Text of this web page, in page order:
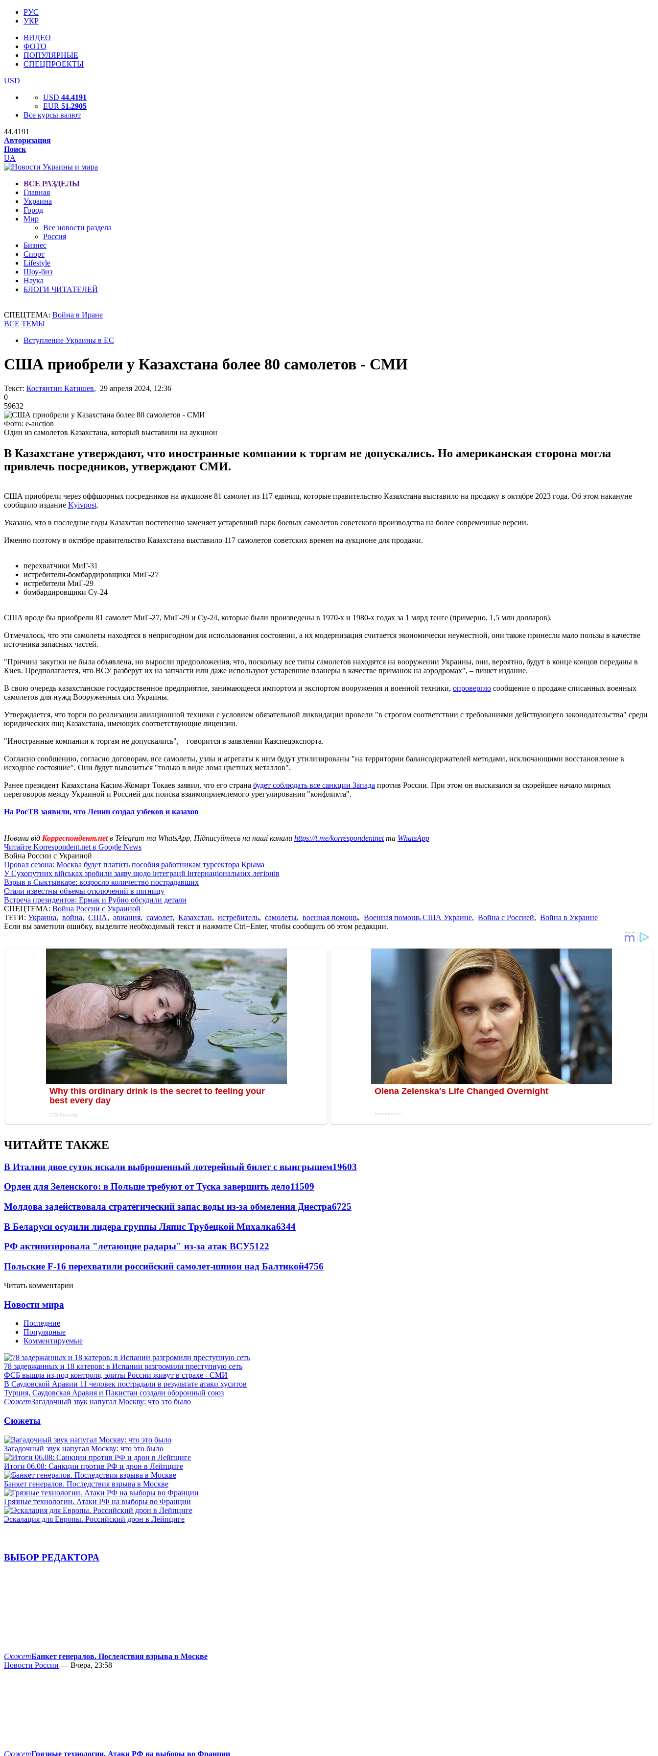
РУС
УКР
ВИДЕО
ФОТО
ПОПУЛЯРНЫЕ
СПЕЦПРОЕКТЫ
USD
USD 44.4191
EUR 51.2905
Все курсы валют
44.4191
Авторизация
Поиск
UA
ВСЕ РАЗДЕЛЫ
Главная
Украина
Город
Мир
Все новости раздела
Россия
Бизнес
Спорт
Lifestyle
Шоу-биз
Наука
БЛОГИ ЧИТАТЕЛЕЙ
СПЕЦТЕМА: Война в Иране
ВСЕ ТЕМЫ
Вступление Украины в ЕС
США приобрели у Казахстана более 80 самолетов - СМИ
Текст: Костянтин Катишев, 29 апреля 2024, 12:36
0
59632
Фото: e-auction
Один из самолетов Казахстана, который выставили на аукцион
В Казахстане утверждают, что иностранные компании к торгам не допускались. Но американская сторона могла
привлечь посредников, утверждают СМИ.
США приобрели через оффшорных посредников на аукционе 81 самолет из 117 единиц, которые правительство Казахстана выставило на продажу в октябре 2023 года. Об этом накануне
сообщило издание Kyivpost.
Указано, что в последние годы Казахстан постепенно заменяет устаревший парк боевых самолетов советского производства на более современные версии.
Именно поэтому в октябре правительство Казахстана выставило 117 самолетов советских времен на аукционе для продажи.
перехватчики МиГ-31
истребители-бомбардировщики МиГ-27
истребители МиГ-29
бомбардировщики Су-24
США вроде бы приобрели 81 самолет МиГ-27, МиГ-29 и Су-24, которые были произведены в 1970-х и 1980-х годах за 1 млрд тенге (примерно, 1,5 млн долларов).
Отмечалось, что эти самолеты находятся в непригодном для использования состоянии, а их модернизация считается экономически неуместной, они также принесли мало пользы в качестве
источника запасных частей.
"Причина закупки не была объявлена, но выросли предположения, что, поскольку все типы самолетов находятся на вооружении Украины, они, вероятно, будут в конце концов переданы в
Киев. Предполагается, что ВСУ разберут их на запчасти или даже используют устаревшие планеры в качестве приманок на аэродромах", – пишет издание.
В свою очередь казахстанское государственное предприятие, занимающееся импортом и экспортом вооружения и военной техники, опровергло сообщение о продаже списанных военных
самолетов для нужд Вооруженных сил Украины.
Утверждается, что торги по реализации авиационной техники с условием обязательной ликвидации провели "в строгом соответствии с требованиями действующего законодательства" среди
юридических лиц Казахстана, имеющих соответствующие лицензии.
"Иностранные компании к торгам не допускались", – говорится в заявлении Казспецэкспорта.
Согласно сообщению, согласно договорам, все самолеты, узлы и агрегаты к ним будут утилизированы "на территории балансодержателей методами, исключающими восстановление в
исходное состояние". Они будут вывозиться "только в виде лома цветных металлов".
Ранее президент Казахстана Касим-Жомарт Токаев заявил, что его страна будет соблюдать все санкции Запада против России. При этом он высказался за скорейшее начало мирных
переговоров между Украиной и Россией для поиска взаимоприемлемого урегулирования "конфликта".
На РосТВ заявили, что Ленин создал узбеков и казахов
Новини від Корреспондент.netв Telegram та WhatsApp. Підписуйтесь на наші канали https://t.me/korrespondentnetта WhatsApp
Читайте Korrespondent.net в Google News
Война России с Украиной
Провал сезона: Москва будет платить пособия работникам турсектора Крыма
У Сухопутних військах зробили заяву щодо інтеграції Інтернаціональних легіонів
Взрыв в Сыктывкаре: возросло количество пострадавших
Стали известны объемы отключений в пятницу
Встреча президентов: Ермак и Рубио обсудили детали
СПЕЦТЕМА: Война России с Украиной
ТЕГИ: Украина, война, США, авиация, самолет, Казахстан, истребитель, самолеты, военная помощь, Военная помощь США Украине, Война с Россией, Война в Украине
Если вы заметили ошибку, выделите необходимый текст и нажмите Ctrl+Enter, чтобы сообщить об этом редакции.
ЧИТАЙТЕ ТАКЖЕ
В Италии двое суток искали выброшенный лотерейный билет с выигрышем19603
Орден для Зеленского: в Польше требуют от Туска завершить дело11509
Молдова задействовала стратегический запас воды из-за обмеления Днестра6725
В Беларуси осудили лидера группы Ляпис Трубецкой Михалка6344
РФ активизировала "летающие радары" из-за атак ВСУ5122
Польские F-16 перехватили российский самолет-шпион над Балтикой4756
Читать комментарии
Новости мира
Последние
Популярные
Комментируемые
78 задержанных и 18 катеров: в Испании разгромили преступную сеть
ФСБ вышла из-под контроля, элиты России живут в страхе - СМИ
В Саудовской Аравии 11 человек пострадали в результате атаки хуситов
Турция, Саудовская Аравия и Пакистан создали оборонный союз
СюжетЗагадочный звук напугал Москву: что это было
Сюжеты
Загадочный звук напугал Москву: что это было
Итоги 06.08: Санкции против РФ и дрон в Лейпциге
Банкет генералов. Последствия взрыва в Москве
Грязные технологии. Атаки РФ на выборы во Франции
Эскалация для Европы. Российский дрон в Лейпциге
ВЫБОР РЕДАКТОРА
СюжетБанкет генералов. Последствия взрыва в Москве
Новости России — Вчера, 23:58
СюжетГрязные технологии. Атаки РФ на выборы во Франции